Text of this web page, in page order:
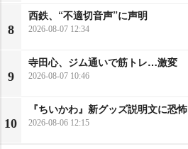
8
西鉄、“不適切音声”に声明
2026-08-07 12:34
9
寺田心、ジム通いで筋トレ…激変
2026-08-07 10:46
10
『ちいかわ』新グッズ説明文に恐怖
2026-08-06 12:15